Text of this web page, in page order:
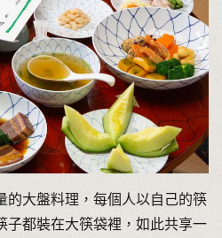
的大盤料理，每個人以自己的筷
子都裝在大筷袋裡，如此共享一